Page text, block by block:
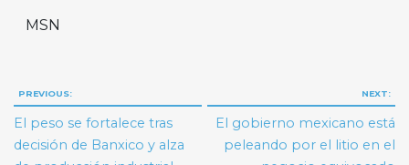
MSN
Navegación
de
entradas
PREVIOUS:
El peso se fortalece tras
decisión de Banxico y alza
NEXT:
El gobierno mexicano está
peleando por el litio en el